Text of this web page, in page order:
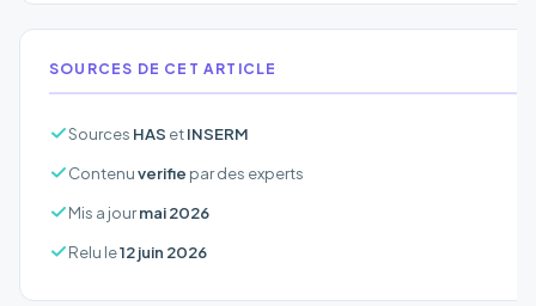
SOURCES DE CET ARTICLE
Sources HAS etINSERM
Contenuverifie par des experts
Mis a jourmai 2026
Relu le12 juin 2026